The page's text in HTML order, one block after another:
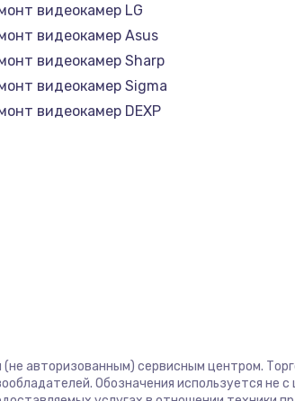
видеокамер LG
видеокамер Asus
видеокамер Sharp
видеокамер Sigma
видеокамер DEXP
авторизованным) сервисным центром.
Обозначения используется